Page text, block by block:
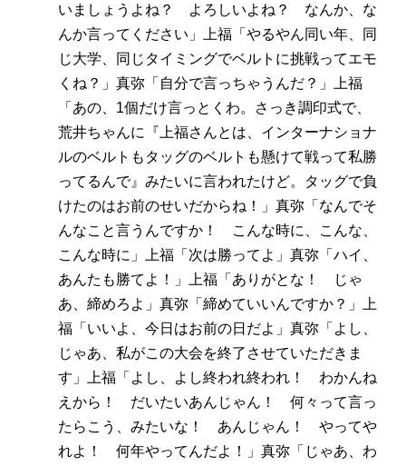
いましょうよね？ よろしいよね？ なんか、な
んか言ってください」上福「やるやん同い年、同
じ大学、同じタイミングでベルトに挑戦ってエモ
くね？」真弥「自分で言っちゃうんだ？」上福
「あの、1個だけ言っとくわ。さっき調印式で、
荒井ちゃんに『上福さんとは、インターナショナ
ルのベルトもタッグのベルトも懸けて戦って私勝
ってるんで』みたいに言われたけど。タッグで負
けたのはお前のせいだからね！」真弥「なんでそ
んなこと言うんですか！ こんな時に、こんな、
こんな時に」上福「次は勝ってよ」真弥「ハイ、
あんたも勝てよ！」上福「ありがとな！ じゃ
あ、締めろよ」真弥「締めていいんですか？」上
福「いいよ、今日はお前の日だよ」真弥「よし、
じゃあ、私がこの大会を終了させていただきま
す」上福「よし、よし終われ終われ！ わかんね
えから！ だいたいあんじゃん！ 何々って言っ
たらこう、みたいな！ あんじゃん！ やってや
れよ！ 何年やってんだよ！」真弥「じゃあ、わ